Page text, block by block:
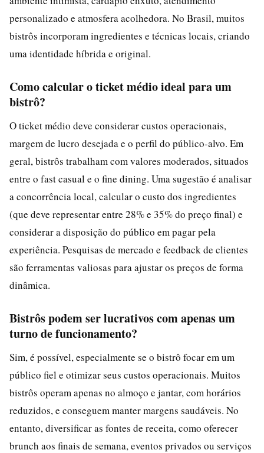
personalizado e atmosfera acolhedora. No Brasil, muitos
bistrôs incorporam ingredientes e técnicas locais, criando
uma identidade híbrida e original.
Como calcular o ticket médio ideal para um
bistrô?
O ticket médio deve considerar custos operacionais,
margem de lucro desejada e o perfil do público-alvo. Em
geral, bistrôs trabalham com valores moderados, situados
entre o fast casual e o fine dining. Uma sugestão é analisar
a concorrência local, calcular o custo dos ingredientes
(que deve representar entre 28% e 35% do preço final) e
considerar a disposição do público em pagar pela
experiência. Pesquisas de mercado e feedback de clientes
são ferramentas valiosas para ajustar os preços de forma
dinâmica.
Bistrôs podem ser lucrativos com apenas um
turno de funcionamento?
Sim, é possível, especialmente se o bistrô focar em um
público fiel e otimizar seus custos operacionais. Muitos
bistrôs operam apenas no almoço e jantar, com horários
reduzidos, e conseguem manter margens saudáveis. No
entanto, diversificar as fontes de receita, como oferecer
brunch aos finais de semana, eventos privados ou serviços